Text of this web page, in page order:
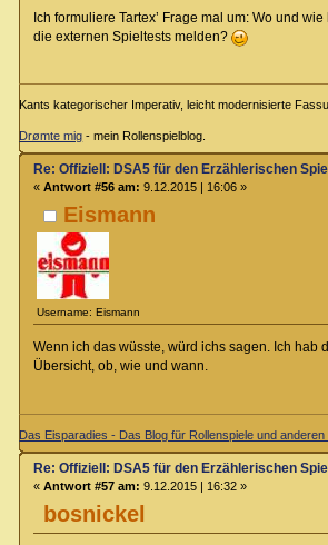
Ich formuliere Tartex’ Frage mal um: Wo und
die externen Spieltests melden?
Kants kategorischer Imperativ, leicht modernisierte
Drømte mig - mein Rollenspielblog.
Eismann
Username: Eismann
Re: Offiziell: DSA5 für den Erzählerischen
« Antwort #56 am: 9.12.2015 | 16:06 »
Wenn ich das wüsste, würd ichs sagen. Ich hab
Übersicht, ob, wie und wann.
Das Eisparadies - Das Blog für Rollenspiele und anderen
bosnickel
Re: Offiziell: DSA5 für den Erzählerischen
« Antwort #57 am: 9.12.2015 | 16:32 »